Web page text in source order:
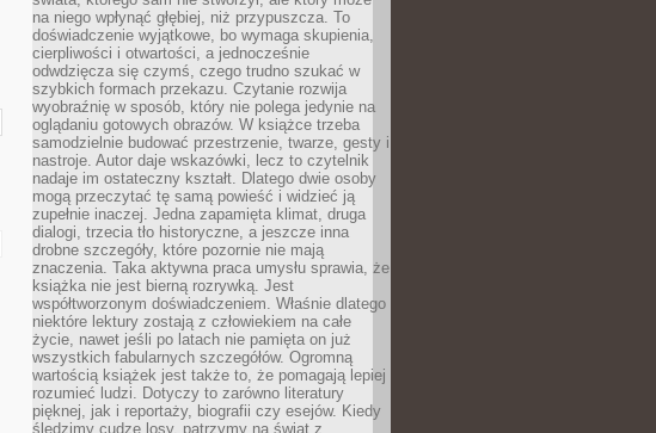
na niego wpłynąć głębiej, niż przypuszcza. To
doświadczenie wyjątkowe, bo wymaga skupienia,
cierpliwości i otwartości, a jednocześnie
odwdzięcza się czymś, czego trudno szukać w
szybkich formach przekazu. Czytanie rozwija
wyobraźnię w sposób, który nie polega jedynie na
oglądaniu gotowych obrazów. W książce trzeba
samodzielnie budować przestrzenie, twarze, gesty i
nastroje. Autor daje wskazówki, lecz to czytelnik
nadaje im ostateczny kształt. Dlatego dwie osoby
mogą przeczytać tę samą powieść i widzieć ją
zupełnie inaczej. Jedna zapamięta klimat, druga
dialogi, trzecia tło historyczne, a jeszcze inna
drobne szczegóły, które pozornie nie mają
znaczenia. Taka aktywna praca umysłu sprawia, że
książka nie jest bierną rozrywką. Jest
współtworzonym doświadczeniem. Właśnie dlatego
niektóre lektury zostają z człowiekiem na całe
życie, nawet jeśli po latach nie pamięta on już
wszystkich fabularnych szczegółów. Ogromną
wartością książek jest także to, że pomagają lepiej
rozumieć ludzi. Dotyczy to zarówno literatury
pięknej, jak i reportaży, biografii czy esejów. Kiedy
śledzimy cudze losy, patrzymy na świat z